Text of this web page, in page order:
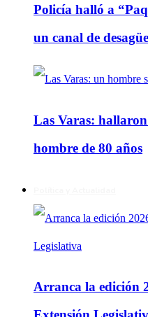
Policía halló a
un canal de desagüe
Las Varas:
hombre de 80 años
Arranca la edición